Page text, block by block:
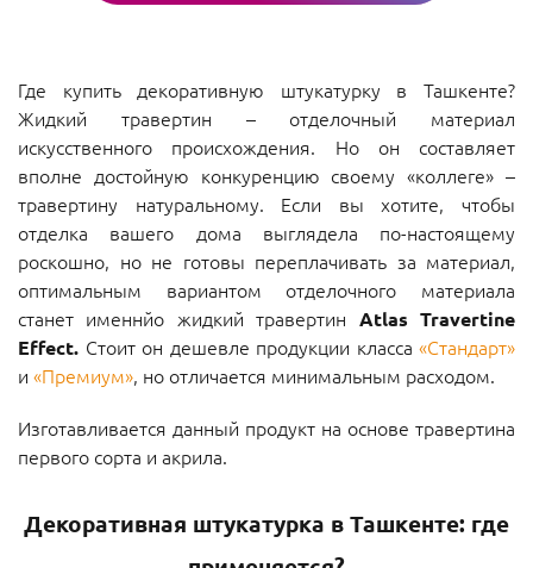
Где купить декоративную штукатурку в Ташкенте?
Жидкий травертин – отделочный материал
искусственного происхождения. Но он составляет
вполне достойную конкуренцию своему «коллеге» –
травертину натуральному. Если вы хотите, чтобы
отделка вашего дома выглядела по-настоящему
роскошно, но не готовы переплачивать за материал,
оптимальным вариантом отделочного материала
станет именнйо жидкий травертин AtlasTravertine
Effect. Стоит он дешевле продукции класса «Стандарт»
и «Премиум», но отличается минимальным расходом.
Изготавливается данный продукт на основе травертина
первого сорта и акрила.
Декоративная штукатурка в Ташкенте: где